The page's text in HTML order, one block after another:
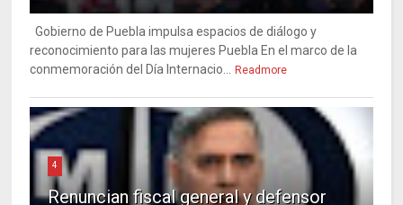
Gobierno de Puebla impulsa espacios de diálogo y
reconocimiento para las mujeres Puebla En el marco de la
conmemoración del Día Internacio...
Readmore
4
Renuncian fiscal general y defensor